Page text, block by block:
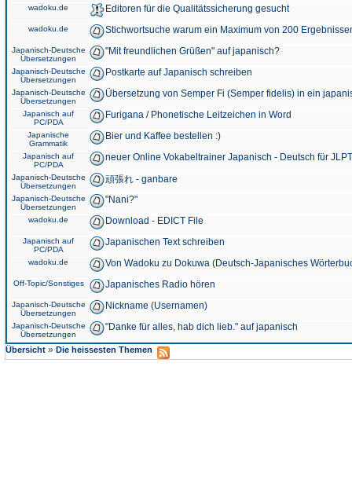
wadoku.de Editoren für die Qualitätssicherung gesucht
wadoku.de Stichwortsuche warum ein Maximum von 200
Japanisch-Deutsche
Übersetzungen
"Mit freundlichen Grüßen" auf japanisch?
Japanisch-Deutsche
Übersetzungen
Postkarte auf Japanisch schreiben
Japanisch-Deutsche
Übersetzungen
Übersetzung von Semper Fi (Semper fidelis) in ein
Japanisch auf
PC/PDA
Furigana / Phonetische Leitzeichen in Word
Japanische
Grammatik
Bier und Kaffee bestellen :)
Japanisch auf
PC/PDA
neuer Online Vokabeltrainer Japanisch - Deutsch für
Japanisch-Deutsche
Übersetzungen
頑張れ - ganbare
Japanisch-Deutsche
Übersetzungen
"Nani?"
wadoku.de Download - EDICT File
Japanisch auf
PC/PDA
Japanischen Text schreiben
wadoku.de Von Wadoku zu Dokuwa (Deutsch-Japanisches
Off-Topic/Sonstiges Japanisches Radio hören
Japanisch-Deutsche
Übersetzungen
Nickname (Usernamen)
Japanisch-Deutsche
Übersetzungen
"Danke für alles, hab dich lieb." auf japanisch
Übersicht » Die heissesten Themen